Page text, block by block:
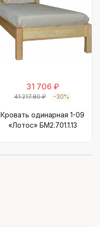
31 706 ₽
41 217.80 ₽ -30%
Кровать одинарная 1-09
«Лотос» БМ2.701.1.13